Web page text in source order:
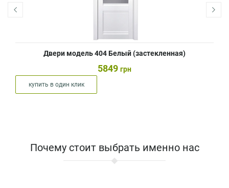
Двери модель 404 Белый (застекленная)
5849 грн
купить в один клик
Почему стоит выбрать именно нас